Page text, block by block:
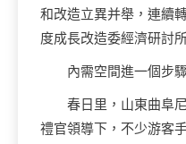
和改造立異并舉，連續
度成長改造委經濟研討
內需空間進一個步
春日里，山東曲阜
禮官領導下，不少游客